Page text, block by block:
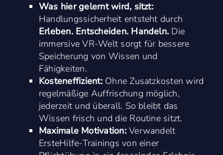
Was hier gelernt wird, sitzt:
Handlungssicherheit entsteht durch
Erleben. Entscheiden. Handeln. Die
immersive VR-Welt sorgt für bessere
Speicherung von Wissen und
Fähigkeiten.
Kosteneffizient:Ohne Zusatzkosten wird
regelmäßige Auffrischung möglich,
jederzeit und überall. So bleibt das
Wissen frisch und die Routine sitzt.
Maximale Motivation:Verwandelt
ErsteHilfe-Trainings von einer